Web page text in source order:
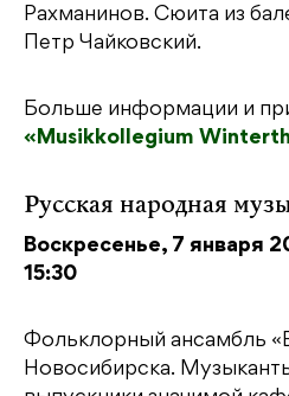
Рахманинов. Сюита из
Петр Чайковский.
Больше информации и
«Musikkollegium
Русская народная
Воскресенье, 7 января
15:30
Фольклорный ансамбль
Новосибирска.